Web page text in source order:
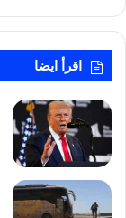
اقرأ ايضا